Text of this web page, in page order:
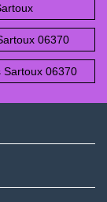
06370
Sartoux 06370